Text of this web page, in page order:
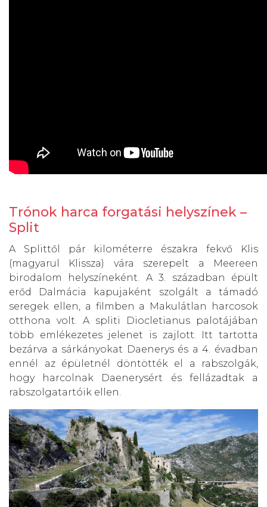
Trónok harca forgatási helyszínek –
Split
A Splittől pár kilométerre északra fekvő Klis
(magyarul Klissza) vára szerepelt a Meereen
birodalom helyszíneként. A 3. században épült
erőd Dalmácia kapujaként szolgált a támadó
seregek ellen, a filmben a Makulátlan harcosok
otthona volt. A spliti Diocletianus palotájában
több emlékezetes jelenet is zajlott. Itt tartotta
bezárva a sárkányokat Daenerys és a 4. évadban
ennél az épületnél döntötték el a rabszolgák,
hogy harcolnak Daenerysért és fellázadtak a
rabszolgatartóik ellen.